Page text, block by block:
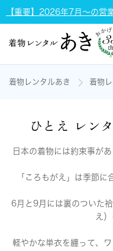
【重要】2026年7月～の営
着物レンタルあき 着物
ひとえ レン
日本の着物には約束事が
「ころもがえ」は季節
6月と9月には裏のついた
え
軽やかな単衣を纏って、